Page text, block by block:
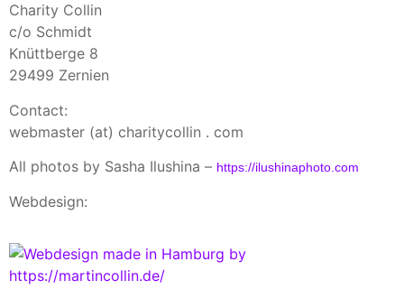
Charity Collin
c/o Schmidt
Knüttberge 8
29499 Zernien
Contact:
webmaster (at) charitycollin . com
All photos by Sasha Ilushina – https://ilushinaphoto.com
Webdesign: